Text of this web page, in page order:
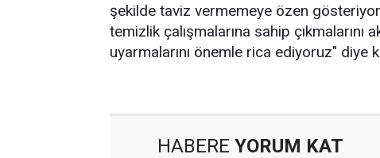
şekilde taviz vermemeye özen
temizlik çalışmalarına sahip
uyarmalarını önemle rica ediyoruz" diye
HABERE YORUM KAT